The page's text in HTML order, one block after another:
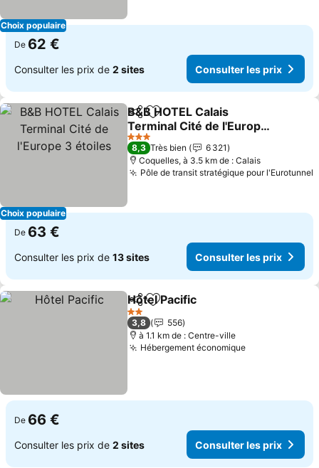
Choix populaire
De 62 €
Consulter les prix de 2 sites Consulter les prix
Choix populaire
PartagerAjouter à mes favoris
B&B HOTEL Calais
Terminal Cité de l'Europe
3 étoiles
3 Étoiles
8,3 Très bien
6 321
Coquelles, à 3.5 km de : Calais
Pôle de transit stratégique pour l'Eurotunnel
De 63 €
Consulter les prix de 13 sites Consulter les prix
PartagerAjouter à mes favoris
Hôtel Pacific
2 Étoiles
3,8
556
à 1.1 km de : Centre-ville
Hébergement économique
De 66 €
Consulter les prix de 2 sites Consulter les prix